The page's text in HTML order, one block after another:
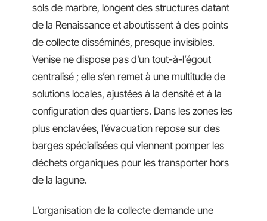
sols de marbre, longent des structures datant
de la Renaissance et aboutissent à des points
de collecte disséminés, presque invisibles.
Venise ne dispose pas d’un tout-à-l’égout
centralisé ; elle s’en remet à une multitude de
solutions locales, ajustées à la densité et à la
configuration des quartiers. Dans les zones les
plus enclavées, l’évacuation repose sur des
barges spécialisées qui viennent pomper les
déchets organiques pour les transporter hors
de la lagune.
L’organisation de la collecte demande une